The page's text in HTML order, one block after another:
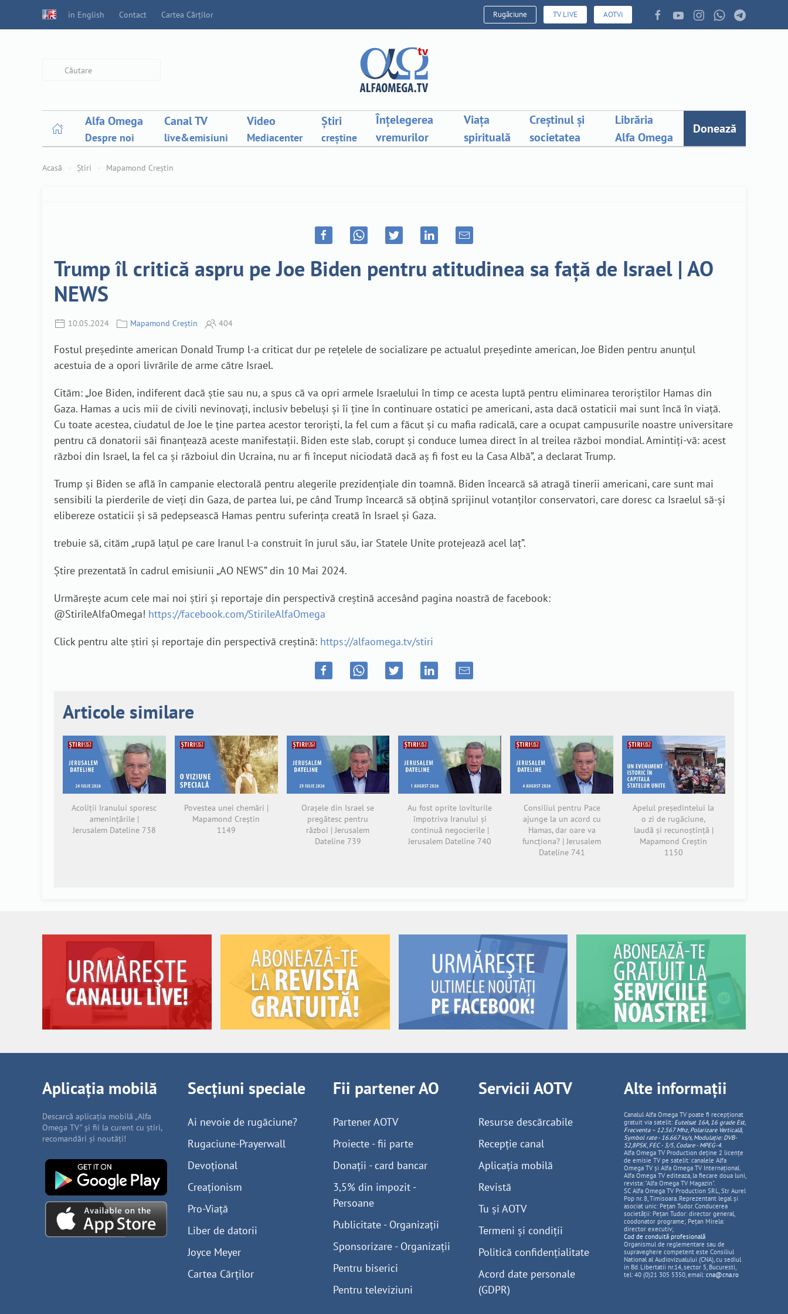
in English Contact Cartea Cărților Rugăciune TV LIVE AOTVi
Alfa Omega
Despre noi
Canal TV
live&emisiuni
Video
Mediacenter
Știri
creștine
Înțelegerea
vremurilor
Viața
spirituală
Creștinul și
societatea
Librăria
Alfa Omega
Donează
Acasă Știri Mapamond Creștin
Trump îl critică aspru pe Joe Biden pentru atitudinea sa față de Israel | AO
NEWS
10.05.2024 Mapamond Creștin 404
Fostul președinte american Donald Trump l-a criticat dur pe rețelele de socializare pe actualul președinte american, Joe Biden pentru anunțul
acestuia de a opori livrările de arme către Israel.
Cităm: „Joe Biden, indiferent dacă știe sau nu, a spus că va opri armele Israelului în timp ce acesta luptă pentru eliminarea teroriștilor Hamas din
Gaza. Hamas a ucis mii de civili nevinovați, inclusiv bebeluși și îi ține în continuare ostatici pe americani, asta dacă ostaticii mai sunt încă în viață.
Cu toate acestea, ciudatul de Joe le ține partea acestor teroriști, la fel cum a făcut și cu mafia radicală, care a ocupat campusurile noastre universitare
pentru că donatorii săi finanțează aceste manifestații. Biden este slab, corupt și conduce lumea direct în al treilea război mondial. Amintiți-vă: acest
război din Israel, la fel ca și războiul din Ucraina, nu ar fi început niciodată dacă aș fi fost eu la Casa Albă”, a declarat Trump.
Trump și Biden se află în campanie electorală pentru alegerile prezidențiale din toamnă. Biden încearcă să atragă tinerii americani, care sunt mai
sensibili la pierderile de vieți din Gaza, de partea lui, pe când Trump încearcă să obțină sprijinul votanților conservatori, care doresc ca Israelul să-și
elibereze ostaticii și să pedepsească Hamas pentru suferința creată în Israel și Gaza.
trebuie să, cităm „rupă lațul pe care Iranul l-a construit în jurul său, iar Statele Unite protejează acel laț”.
Știre prezentată în cadrul emisiunii „AO NEWS” din 10 Mai 2024.
Urmărește acum cele mai noi știri și reportaje din perspectivă creștină accesând pagina noastră de facebook:
@StirileAlfaOmega! https://facebook.com/StirileAlfaOmega
Click pentru alte știri și reportaje din perspectivă creștină: https://alfaomega.tv/stiri
Articole similare
Acoliții Iranului sporesc
amenințările |
Jerusalem Dateline 738
Povestea unei chemări |
Mapamond Creștin
1149
Orașele din Israel se
pregătesc pentru
război | Jerusalem
Dateline 739
Au fost oprite loviturile
împotriva Iranului și
continuă negocierile |
Jerusalem Dateline 740
Consiliul pentru Pace
ajunge la un acord cu
Hamas, dar oare va
funcționa? | Jerusalem
Dateline 741
Apelul președintelui la
o zi de rugăciune,
laudă și recunoștință |
Mapamond Creștin
1150
Aplicația mobilă
Descarcă aplicația mobilă „Alfa
Omega TV” și fii la curent cu știri,
recomandări și noutăți!
Secțiuni speciale
Ai nevoie de rugăciune?
Rugaciune-Prayerwall
Devoțional
Creaționism
Pro-Viață
Liber de datorii
Joyce Meyer
Cartea Cărților
Fii partener AO
Partener AOTV
Proiecte - fii parte
Donații - card bancar
3,5% din impozit -
Persoane
Publicitate - Organizații
Sponsorizare - Organizații
Pentru biserici
Pentru televiziuni
Servicii AOTV
Resurse descărcabile
Recepție canal
Aplicația mobilă
Revistă
Tu și AOTV
Termeni și condiții
Politică confidențialitate
Acord date personale
(GDPR)
Alte informații
Canalul Alfa Omega TV poate fi recepționat
gratuit via satelit: Eutelsat 16A, 16 grade Est,
Frecventa – 12.567 Mhz, PolarizareVerticală,
Symbol rate - 16.667 ks/s, Modulație: DVB-
S2,8PSK, FEC - 3/5, Codare - MPEG-4.
Alfa Omega TV Production deține 2 licențe
de emisie TV pe satelit: canalele Alfa
Omega TV și Alfa Omega TV Internațional.
Alfa Omega TV editeaza, la fiecare doua luni,
revista: "Alfa Omega TV Magazin".
SC Alfa Omega TV Production SRL, Str Aurel
Pop nr. 8, Timisoara. Reprezentant legal și
asociat unic: Pețan Tudor. Conducerea
societății: Pețan Tudor: director general,
coodonator programe; Pețan Mirela:
director executiv;
Cod de conduită profesională
Organismul de reglementare sau de
supraveghere competent este Consiliul
National al Audiovizualului (CNA), cu sediul
in Bd. Libertatii nr.14, sector 5, Bucuresti,
tel: 40 (0)21 305 5350, email: cna@cna.ro